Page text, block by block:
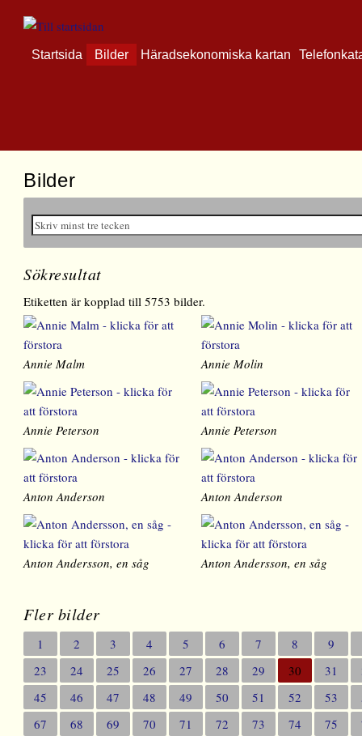
Startsida Bilder Häradsekonomiska kartan
Bilder
Sökresultat
Etiketten är kopplad till 5753 bilder.
Annie Malm Annie Molin
Annie Peterson Annie Peterson
Anton Anderson Anton Anderson
Anton Andersson, en såg Anton Andersson, en såg
Fler bilder
1 2 3 4 5 6 7 8 9
23
24 25 26 27 28 29 30 31
45
46 47 48 49 50 51 52 53
67
68 69 70 71 72 73 74 75